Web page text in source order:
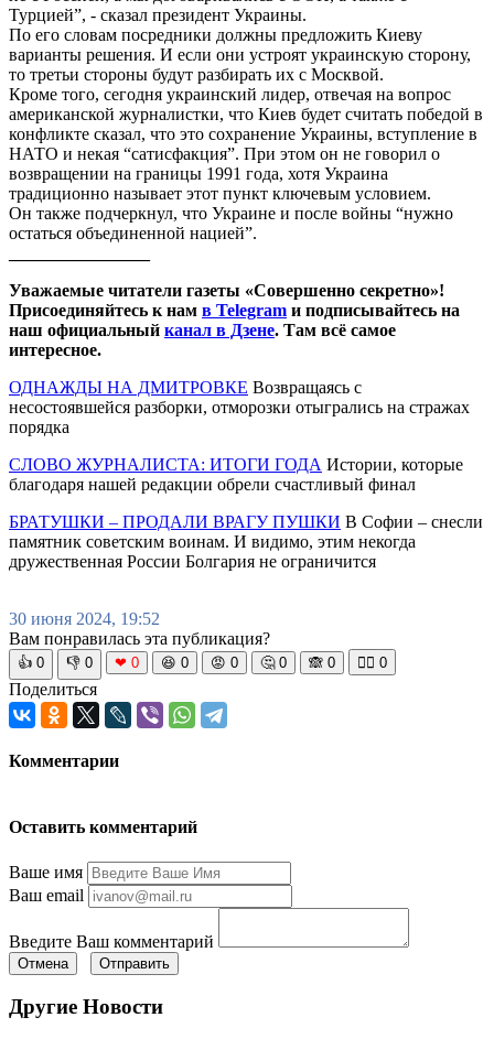
Турцией”, - сказал президент Украины.
По его словам посредники должны предложить Киеву
варианты решения. И если они устроят украинскую сторону,
то третьи стороны будут разбирать их с Москвой.
Кроме того, сегодня украинский лидер, отвечая на вопрос
американской журналистки, что Киев будет считать победой в
конфликте сказал, что это сохранение Украины, вступление в
НАТО и некая “сатисфакция”. При этом он не говорил о
возвращении на границы 1991 года, хотя Украина
традиционно называет этот пункт ключевым условием.
Он также подчеркнул, что Украине и после войны “нужно
остаться объединенной нацией”.
Уважаемые читатели газеты «Совершенно секретно»!
Присоединяйтесь к нам в Telegram и подписывайтесь на
наш официальный канал в Дзене. Там всё самое
интересное.
ОДНАЖДЫ НА ДМИТРОВКЕ Возвращаясь с
несостоявшейся разборки, отморозки отыгрались на стражах
порядка
СЛОВО ЖУРНАЛИСТА: ИТОГИ ГОДА Истории, которые
благодаря нашей редакции обрели счастливый финал
БРАТУШКИ – ПРОДАЛИ ВРАГУ ПУШКИ В Софии – снесли
памятник советским воинам. И видимо, этим некогда
дружественная России Болгария не ограничится
30 июня 2024, 19:52
Вам понравилась эта публикация?
👍 0 👎 0 ❤ 0 😆 0 😡 0 🤔 0 🙈 0 🧘‍♀️ 0
Поделиться
Комментарии
Оставить комментарий
Ваше имя
Ваш email
Введите Ваш комментарий
Отмена Отправить
Другие Новости